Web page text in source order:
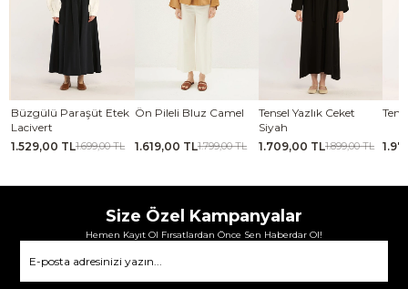
Paraşüt Etek
TL 1.699,00 TL
Ön Pileli Bluz Camel
1.619,00 TL 1.799,00 TL
Tensel Yazlık Ceket
Siyah
1.709,00 TL 1.899,00 TL
Size Özel Kampanyalar
Hemen Kayıt Ol Fırsatlardan Önce Sen Haberdar Ol!